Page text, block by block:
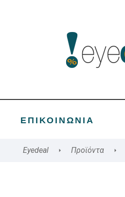
ΕΠΙΚΟΙΝΩΝΊΑ
Eyedeal Προϊόντα